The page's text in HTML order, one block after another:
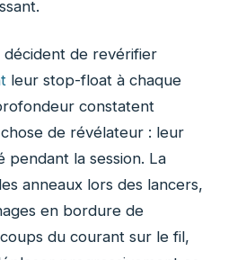
décident de revérifier
leur stop-float à chaque
constatent
de révélateur : leur
pendant la session. La
anneaux lors des lancers,
en bordure de
du courant sur le fil,